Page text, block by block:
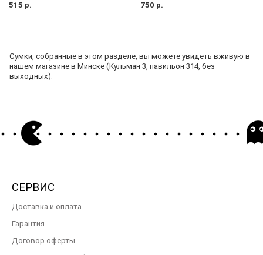
515 р. 750 р.
Сумки, собранные в этом разделе, вы можете увидеть вживую в
нашем магазине в Минске (Кульман 3, павильон 314, без
выходных).
СЕРВИС
Доставка и оплата
Гарантия
Договор оферты